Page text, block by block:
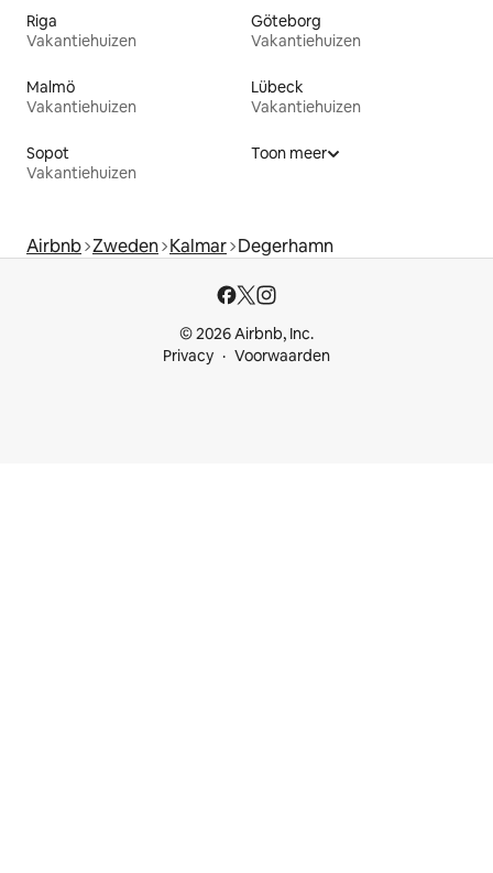
Riga
Vakantiehuizen
Göteborg
Vakantiehuizen
Malmö
Vakantiehuizen
Lübeck
Vakantiehuizen
Sopot
Vakantiehuizen
Toon meer
Airbnb Zweden Kalmar Degerhamn
© 2026 Airbnb, Inc.
Privacy
Voorwaarden